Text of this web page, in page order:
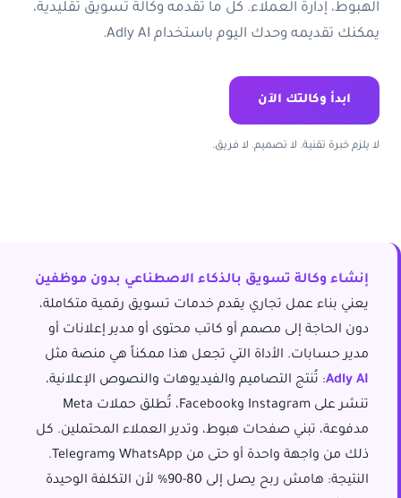
الهبوط، إدارة العملاء. كل ما تقدمه وكالة تسويق تقليدية،
يمكنك تقديمه وحدك اليوم باستخدام Adly AI.
ابدأ وكالتك الآن
لا يلزم خبرة تقنية. لا تصميم. لا فريق.
إنشاء وكالة تسويق بالذكاء الاصطناعي بدون موظفين
يعني بناء عمل تجاري يقدم خدمات تسويق رقمية متكاملة،
دون الحاجة إلى مصمم أو كاتب محتوى أو مدير إعلانات أو
مدير حسابات. الأداة التي تجعل هذا ممكناً هي منصة مثل
Adly AI: تُنتج التصاميم والفيديوهات والنصوص الإعلانية،
تنشر على Instagram وFacebook، تُطلق حملات Meta
مدفوعة، تبني صفحات هبوط، وتدير العملاء المحتملين. كل
ذلك من واجهة واحدة أو حتى من WhatsApp وTelegram.
النتيجة: هامش ربح يصل إلى 80-90% لأن التكلفة الوحيدة